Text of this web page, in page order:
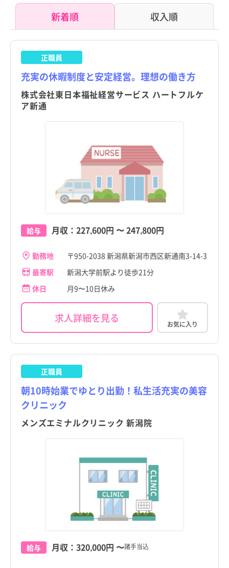
新着順 収入順
正職員
充実の休暇制度と安定経営。理想の働き方
株式会社東日本福祉経営サービス ハートフルケ
ア新通
給与 月収： 227,600円 〜247,800円
勤務地
〒950-2038 新潟県新潟市西区新通南3-14-3
最寄駅
新潟大学前駅より徒歩21分
休日
月9〜10日休み
求人詳細を見る お気に入り
正職員
朝10時始業でゆとり出勤！私生活充実の美容
クリニック
メンズエミナルクリニック 新潟院
給与 月収： 320,000円 〜諸手当込